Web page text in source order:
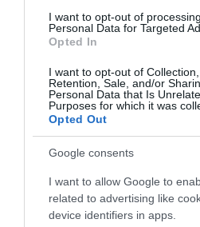
I want to opt-out of
Personal Data for Targeted
Opted In
I want to opt-out of Collection,
Retention, Sale, and/or
Personal Data that Is
Purposes for which it was
Opted Out
Google consents
I want to allow Google to
related to advertising like
device identifiers in apps.
jelentős része pont az
be. A Nemzetközi Légi
minden 1053. járaton
2023-ra viszont már
A Wizz Air után a
otthagyhatja Bécset